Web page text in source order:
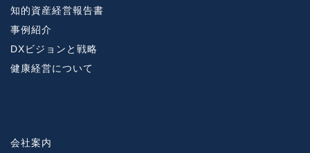
知的資産経営報告書
事例紹介
DXビジョンと戦略
健康経営について
会社案内